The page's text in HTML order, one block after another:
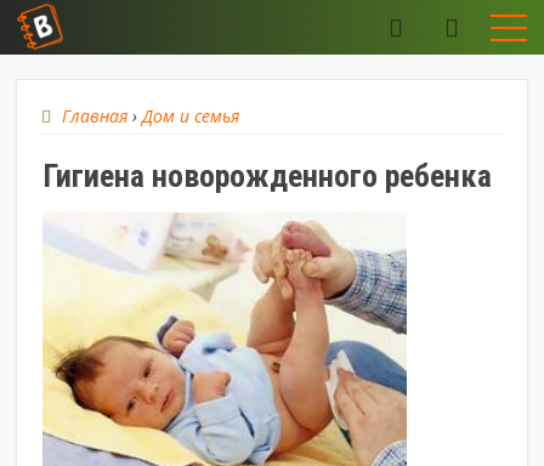
Главная ›Дом и семья
Гигиена новорожденного ребенка